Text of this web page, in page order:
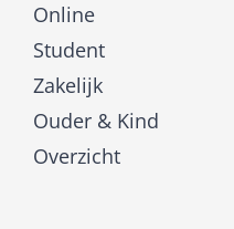
Online
Student
Zakelijk
Ouder & Kind
Overzicht